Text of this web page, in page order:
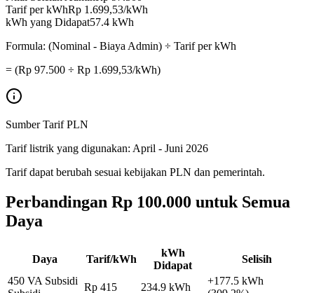
Tarif per kWhRp 1.699,53/kWh
kWh yang Didapat57.4 kWh
Formula: (Nominal - Biaya Admin) ÷ Tarif per kWh
= (Rp 97.500 ÷ Rp 1.699,53/kWh)
Sumber Tarif PLN
Tarif listrik yang digunakan: April - Juni 2026
Tarif dapat berubah sesuai kebijakan PLN dan pemerintah.
Perbandingan Rp 100.000 untuk Semua
Daya
Daya Tarif/kWh
kWh
Didapat
Selisih
450 VA Subsidi
Rp 415 234.9 kWh
+177.5 kWh